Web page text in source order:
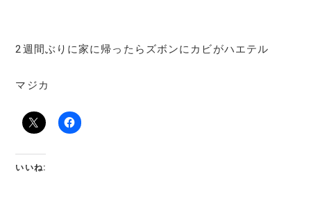
2週間ぶりに家に帰ったらズボンにカビがハエテル
マジカ
いいね: